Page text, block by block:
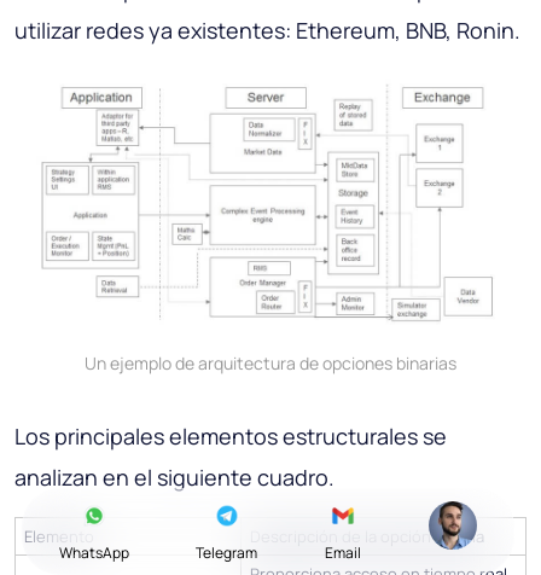
utilizar redes ya existentes: Ethereum, BNB, Ronin.
Un ejemplo de arquitectura de opciones binarias
Los principales elementos estructurales se
analizan en el siguiente cuadro.
Elemento
Descripción de la opción binaria
WhatsApp Telegram Email